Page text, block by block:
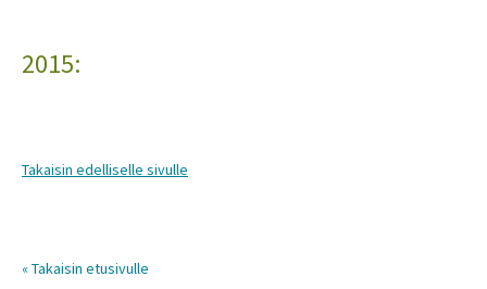
2015:
Takaisin edelliselle sivulle
« Takaisin etusivulle